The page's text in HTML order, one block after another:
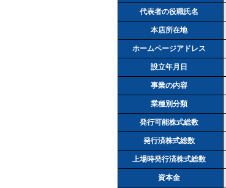
代表者の役職氏名
本店所在地
ホームページアドレス
設立年月日
事業の内容
業種別分類
発行可能株式総数
発行済株式総数
上場時発行済株式総数
資本金